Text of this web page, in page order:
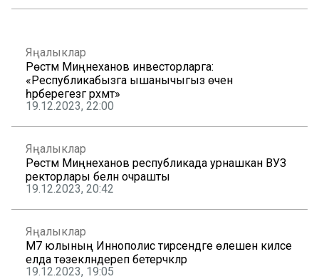
Яңалыклар
Рөстәм Миңнеханов инвесторларга:
«Республикабызга ышанычыгыз өчен
һәрберегезгә рәхмәт»
19.12.2023, 22:00
Яңалыклар
Рөстәм Миңнеханов республикада урнашкан ВУЗ
ректорлары белән очрашты
19.12.2023, 20:42
Яңалыклар
М7 юлының Иннополис тирәсендәге өлешен киләсе
елда төзекләндереп бетерәчәкләр
19.12.2023, 19:05